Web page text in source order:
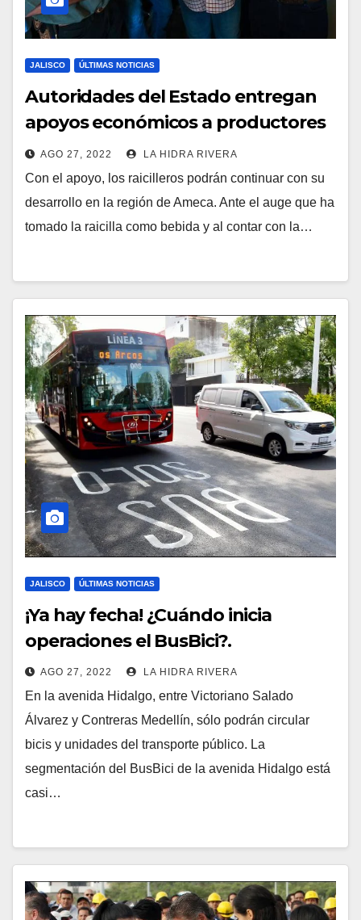
JALISCO ÚLTIMAS NOTICIAS
Autoridades del Estado entregan
apoyos económicos a productores
de raicilla.
AGO 27, 2022 LA HIDRA RIVERA
Con el apoyo, los raicilleros podrán continuar con su
desarrollo en la región de Ameca. Ante el auge que ha
tomado la raicilla como bebida y al contar con la…
JALISCO ÚLTIMAS NOTICIAS
¡Ya hay fecha! ¿Cuándo inicia
operaciones el BusBici?.
AGO 27, 2022 LA HIDRA RIVERA
En la avenida Hidalgo, entre Victoriano Salado
Álvarez y Contreras Medellín, sólo podrán circular
bicis y unidades del transporte público. La
segmentación del BusBici de la avenida Hidalgo está
casi…